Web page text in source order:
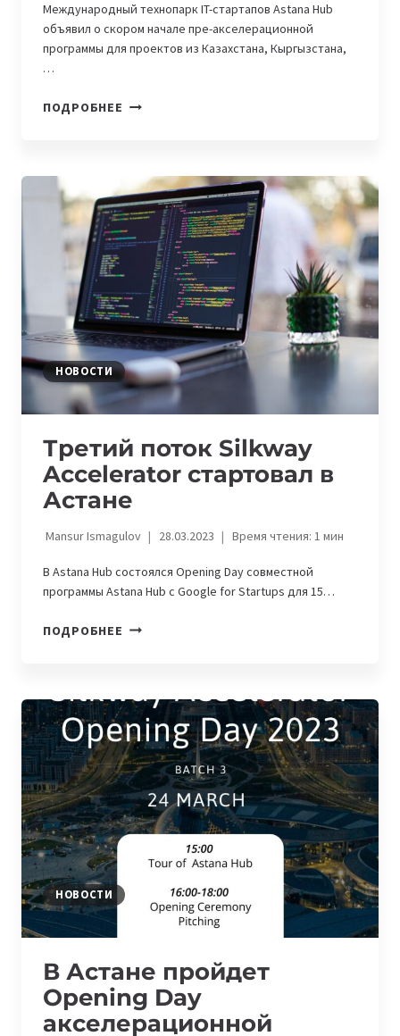
Международный технопарк IT-стартапов Astana Hub
объявил о скором начале пре-акселерационной
программы для проектов из Казахстана, Кыргызстана,
…
ПОДРОБНЕЕ ASTANA
УНИВЕРСИТЕТ
DRAPER
UNIVERSITY
ЗАПУСТИЛИ
НОВУЮ
ПРОГРАММУ
ДЛЯ
СТАРТАПОВ
НОВОСТИ
Третий поток Silkway
Accelerator стартовал в
Астане
Mansur Ismagulov 28.03.2023 Время чтения: 1мин
В Astana Hub состоялся Opening Day совместной
программы Astana Hub с Google for Startups для 15…
ПОДРОБНЕЕ ТРЕТИЙ
СТАРТОВАЛ
В
АСТАНЕ
НОВОСТИ
В Астане пройдет
Opening Day
акселерационной